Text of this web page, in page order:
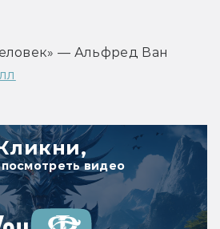
— Альфред Ван
видео